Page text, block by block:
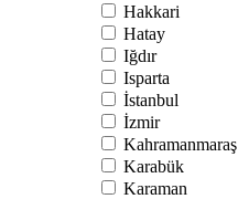
Hakkari
Hatay
Iğdır
Isparta
İstanbul
İzmir
Kahramanmaraş
Karabük
Karaman